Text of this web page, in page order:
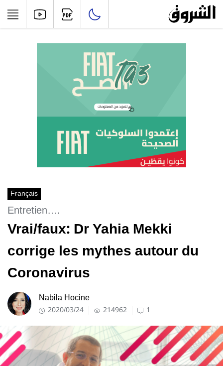
Français
Entretien….
Vrai/faux: Dr Yahia Mekki
corrige les mythes autour du
Coronavirus
Nabila Hocine
2020/03/24 214962 1